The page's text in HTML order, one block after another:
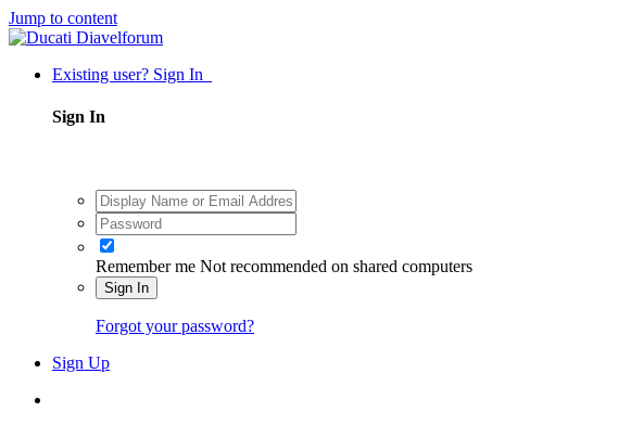
Jump to content
Existing user? Sign In
Sign In
Remember me Not recommended on shared computers
Sign In
Forgot your password?
Sign Up